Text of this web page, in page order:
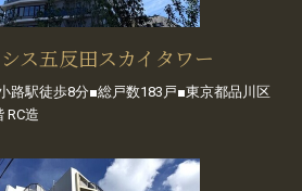
ス五反田スカイタワー
路駅徒歩8分■総戸数183戸■東京都品川区
RC造